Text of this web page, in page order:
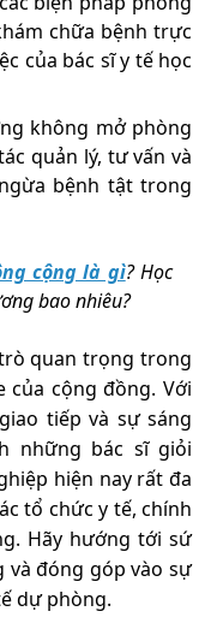
chữa bệnh trực
của bác sĩ y tế học
không mở phòng
quản lý, tư vấn và
bệnh tật trong
cộng là gì? Học
bao nhiêu?
quan trọng trong
của cộng đồng. Với
tiếp và sự sáng
những bác sĩ giỏi
hiện nay rất đa
tổ chức y tế, chính
Hãy hướng tới sứ
và đóng góp vào sự
dự phòng.